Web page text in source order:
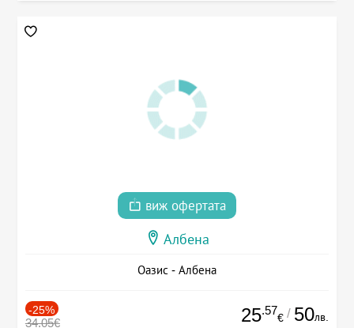
виж офертата
Албена
Оазис - Албена
-25%
34.05€ 25.57
€ / 50лв.